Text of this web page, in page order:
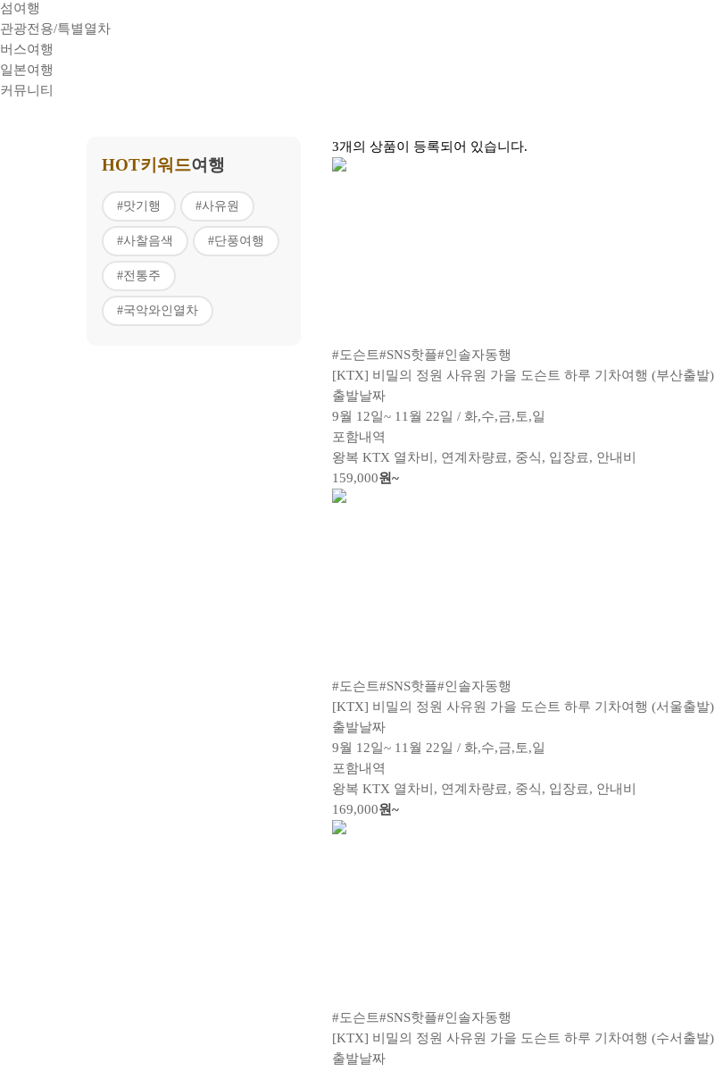
섬여행
관광전용/특별열차
버스여행
일본여행
커뮤니티
HOT키워드여행
#맛기행 #사유원
#사찰음색 #단풍여행
#전통주
#국악와인열차
3개 의 상품이 등록되어 있습니다.
#도슨트#SNS핫플#인솔자동행
[KTX] 비밀의 정원 사유원 가을 도슨트 하루 기차여행 (부산출발)
출발날짜
9월 12일~ 11월 22일 / 화,수,금,토,일
포함내역
왕복 KTX 열차비, 연계차량료, 중식, 입장료, 안내비
159,000원~
#도슨트#SNS핫플#인솔자동행
[KTX] 비밀의 정원 사유원 가을 도슨트 하루 기차여행 (서울출발)
출발날짜
9월 12일~ 11월 22일 / 화,수,금,토,일
포함내역
왕복 KTX 열차비, 연계차량료, 중식, 입장료, 안내비
169,000원~
#도슨트#SNS핫플#인솔자동행
[KTX] 비밀의 정원 사유원 가을 도슨트 하루 기차여행 (수서출발)
출발날짜